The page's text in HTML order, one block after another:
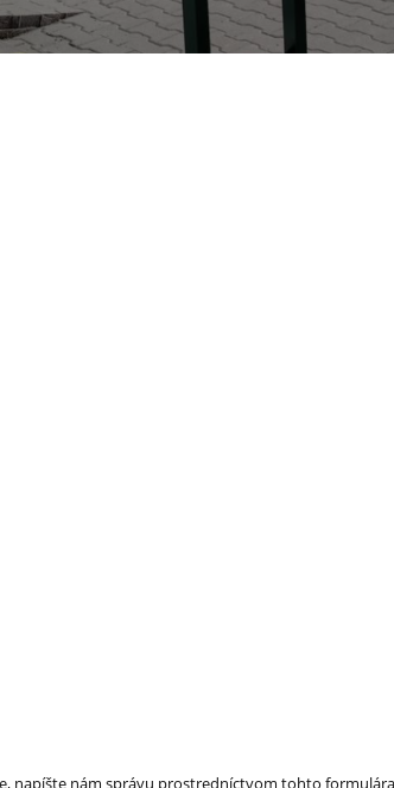
napíšte nám správu prostredníctvom tohto